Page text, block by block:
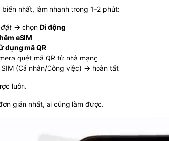
nhất, làm nhanh trong 1–2 phút:
đặt → chọn Di động
eSIM
dụng mã QR
quét mã QR từ nhà mạng
(Cá nhân/Công việc) → hoàn tất
luôn.
giản nhất, ai cũng làm được.